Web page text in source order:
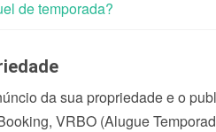
de temporada?
da sua propriedade e o
VRBO (Alugue